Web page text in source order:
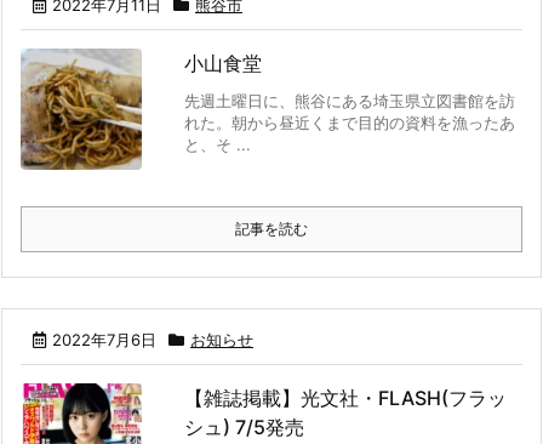
2022年7月11日 熊谷市
小山食堂
先週土曜日に、熊谷にある埼玉県立図書館を訪
れた。朝から昼近くまで目的の資料を漁ったあ
と、そ ...
記事を読む
2022年7月6日 お知らせ
【雑誌掲載】光文社・FLASH(フラッ
シュ) 7/5発売